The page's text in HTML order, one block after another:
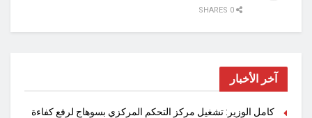
آخر الأخبار
كامل الوزير: تشغيل مركز التحكم المركزي بسوهاج لرفع كفاءة